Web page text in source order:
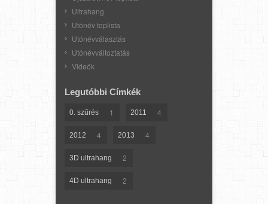
Ultrahang
Utónév toplista
Utónévválasztás
Utónévváltoztatás
Videók
Legutóbbi Címkék
0. szűrés 1 2011 4
2012 4 2013 4
3D ultrahang 2
4D ultrahang 2